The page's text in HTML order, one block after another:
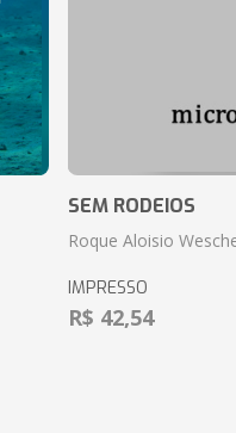
SEM RODEIOS
Roque Aloisio
IMPRESSO
R$ 42,54